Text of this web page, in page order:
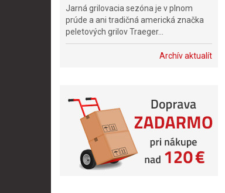
Jarná grilovacia sezóna je v plnom
prúde a ani tradičná americká značka
peletových grilov Traeger...
Archív aktualít